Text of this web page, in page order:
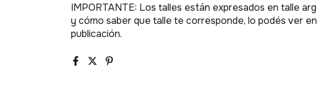
IMPORTANTE: Los talles están expresados en talle
y cómo saber que talle te corresponde, lo podés ver
publicación.